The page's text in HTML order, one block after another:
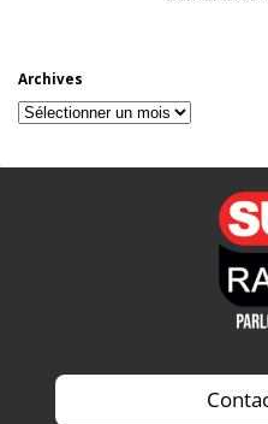
Archives
Archives